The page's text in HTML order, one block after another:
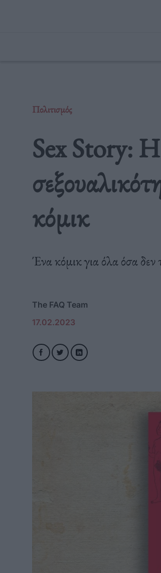
Πολιτισμός
Sex Story: Η
κόμικ
Ένα κόμικ για όλα όσα δεν
The FAQ Team
17.02.2023